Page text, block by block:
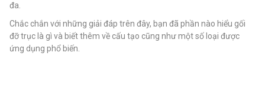
đa.
Chắc chắn với những giải đáp trên đây, bạn đã phần nào hiểu gối
đỡ trục là gì và biết thêm về cấu tạo cũng như một số loại được
ứng dụng phổ biến.